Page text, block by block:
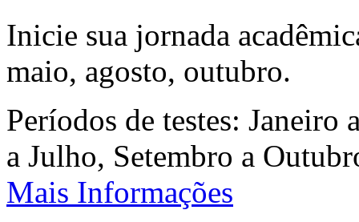
Inicie sua jornada
maio, agosto, outubro.
Períodos de testes:
a Julho, Setembro a
Mais Informações